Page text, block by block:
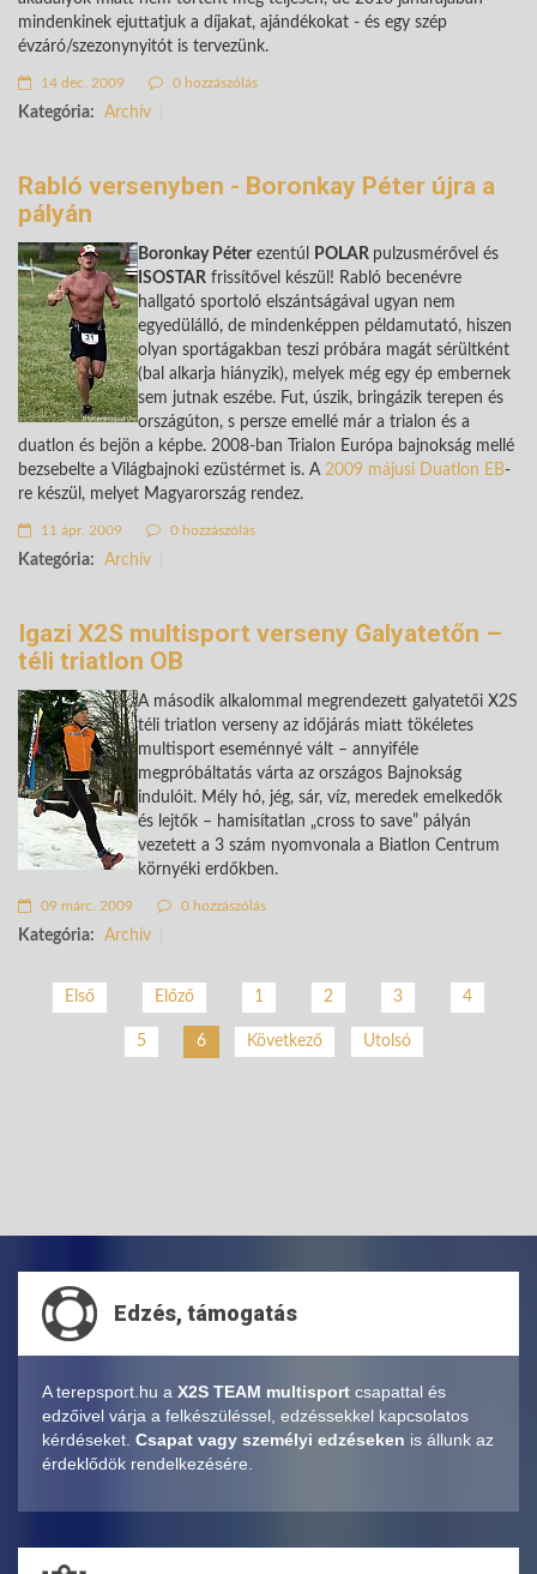
mindenkinek ejuttatjuk a díjakat, ajándékokat - és egy szép
évzáró/szezonynyitót is tervezünk.
14 dec. 2009 0 hozzászólás
Kategória: Archív
Rabló versenyben - Boronkay Péter újra a
pályán
Boronkay Péter ezentúl POLAR pulzusmérővel és
ISOSTAR frissítővel készül! Rabló becenévre
hallgató sportoló elszántságával ugyan nem
egyedülálló, de mindenképpen példamutató, hiszen
olyan sportágakban teszi próbára magát sérültként
(bal alkarja hiányzik), melyek még egy ép embernek
sem jutnak eszébe. Fut, úszik, bringázik terepen és
országúton, s persze emellé már a trialon és a
duatlon és bejön a képbe. 2008-ban Trialon Európa bajnokság mellé
bezsebelte a Világbajnoki ezüstérmet is. A 2009 májusi Duatlon EB-
re készül, melyet Magyarország rendez.
11 ápr. 2009 0 hozzászólás
Kategória: Archív
Igazi X2S multisport verseny Galyatetőn –
téli triatlon OB
A második alkalommal megrendezett galyatetői X2S
téli triatlon verseny az időjárás miatt tökéletes
multisport eseménnyé vált – annyiféle
megpróbáltatás várta az országos Bajnokság
indulóit. Mély hó, jég, sár, víz, meredek emelkedők
és lejtők – hamisítatlan „cross to save” pályán
vezetett a 3 szám nyomvonala a Biatlon Centrum
környéki erdőkben.
09 márc. 2009 0 hozzászólás
Kategória: Archív
Első Előző 1 2 3 4
5 6 Következő Utolsó
Edzés, támogatás
A terepsport.hu a X2S TEAM multisport csapattal és
edzőivel várja a felkészüléssel, edzéssekkel kapcsolatos
kérdéseket. Csapat vagy személyi edzéseken is állunk az
érdeklődök rendelkezésére.